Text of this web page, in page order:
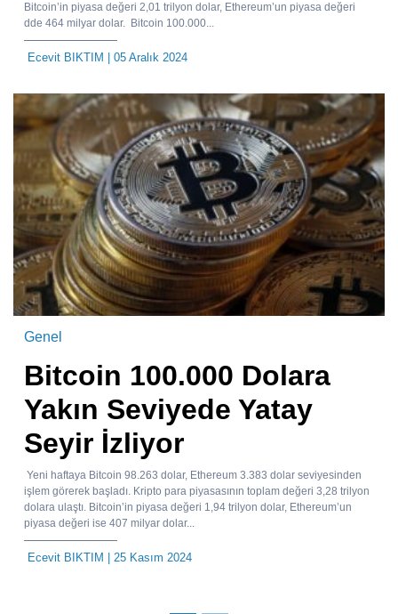
Bitcoin’in piyasa değeri 2,01 trilyon dolar, Ethereum’un piyasa değeri
dde 464 milyar dolar. Bitcoin 100.000...
Ecevit BIKTIM | 05 Aralık 2024
Genel
Bitcoin 100.000 Dolara
Yakın Seviyede Yatay
Seyir İzliyor
Yeni haftaya Bitcoin 98.263 dolar, Ethereum 3.383 dolar seviyesinden
işlem görerek başladı. Kripto para piyasasının toplam değeri 3,28 trilyon
dolara ulaştı. Bitcoin’in piyasa değeri 1,94 trilyon dolar, Ethereum’un
piyasa değeri ise 407 milyar dolar...
Ecevit BIKTIM | 25 Kasım 2024